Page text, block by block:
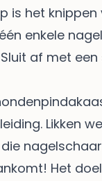
is het knippen
enkele
af met
Likken
Het